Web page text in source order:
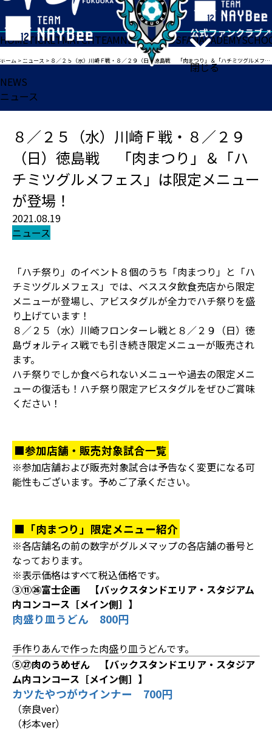
閉じる
HOMETICKETMATCHTEAMNEWSGOODSFANACADEMY
ホーム >ニュース > ８／２５（水）川崎Ｆ戦・８／２９（日）徳島戦 「肉まつり」＆「ハチミツグルメフェス」は限定メニューが登場！
NEWS
ニュース
８／２５（水）川崎Ｆ戦・８／２９
（日）徳島戦 「肉まつり」＆「ハ
チミツグルメフェス」は限定メニュー
が登場！
2021.08.19
ニュース
「ハチ祭り」のイベント８個のうち「肉まつり」と「ハ
チミツグルメフェス」では、ベススタ飲食売店から限定
メニューが登場し、アビスタグルが全力でハチ祭りを盛
り上げています！
８／２５（水）川崎フロンターレ戦と８／２９（日）徳
島ヴォルティス戦でも引き続き限定メニューが販売され
ます。
ハチ祭りでしか食べられないメニューや過去の限定メニ
ューの復活も！ハチ祭り限定アビスタグルをぜひご賞味
ください！
■参加店舗・販売対象試合一覧
※参加店舗および販売対象試合は予告なく変更になる可
能性もございます。予めご了承ください。
■「肉まつり」限定メニュー紹介
※各店舗名の前の数字がグルメマップの各店舗の番号と
なっております。
※表示価格はすべて税込価格です。
③⑪㉖富士企画 【バックスタンドエリア・スタジアム
内コンコース［メイン側］】
肉盛り皿うどん 800円
手作りあんで作った肉盛り皿うどんです。
⑤㉗肉のうめぜん 【バックスタンドエリア・スタジア
ム内コンコース［メイン側］】
カツたやつがウインナー 700円
（奈良ver）
（杉本ver）